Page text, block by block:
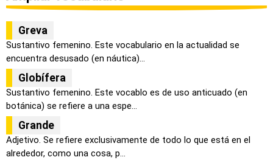
Greva
Sustantivo femenino. Este vocabulario en la actualidad se
encuentra desusado (en náutica)...
Globífera
Sustantivo femenino. Este vocablo es de uso anticuado (en
botánica) se refiere a una espe...
Grande
Adjetivo. Se refiere exclusivamente de todo lo que está en el
alrededor, como una cosa, p...